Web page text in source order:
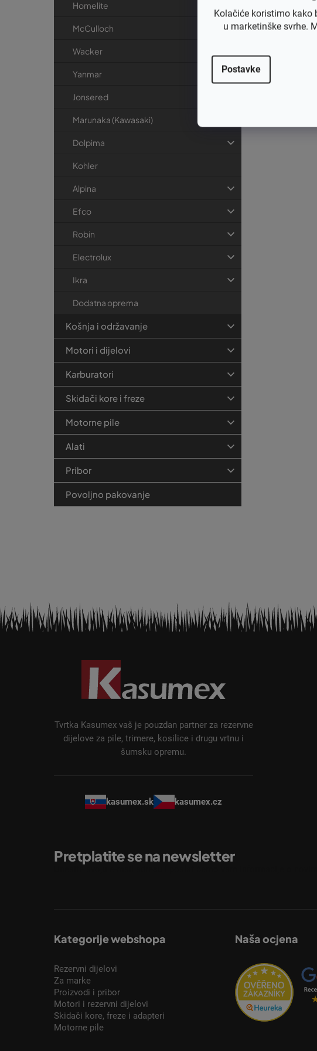
Kolačiće koristimo kako
u marketinške svrhe.
Postavke
Homelite
McCulloch
Wacker
Yanmar
Jonsered
Marunaka (Kawasaki)
Dolpima
Kohler
Alpina
Efco
Robin
Electrolux
Ikra
Dodatna oprema
Košnja i održavanje
Motori i dijelovi
Karburatori
Skidači kore i freze
Motorne pile
Alati
Pribor
Povoljno pakovanje
Tvrtka Kasumex vaš je pouzdan partner za rezervne
dijelove za pile, trimere, kosilice i drugu vrtnu i
šumsku opremu.
kasumex.sk kasumex.cz
Kategorije webshopa
Rezervni dijelovi
Za marke
Proizvodi i pribor
Motori i rezervni dijelovi
Skidači kore, freze i adapteri
Motorne pile
Naša ocjena
Pretplatite se na newsletter